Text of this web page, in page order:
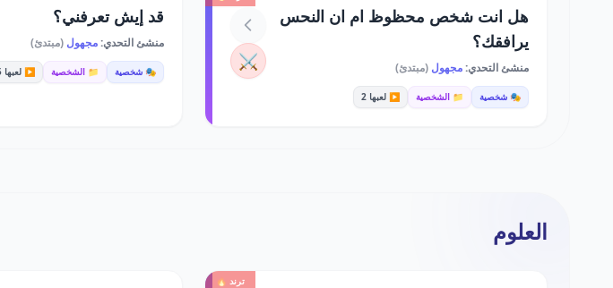
هل انت شخص محظوظ ام ان النحس
يرافقك؟
منشئ التحدي:مجهول (مبتدئ)
🎭 شخصية 📁 الشخصية ▶️ لعبها 2
⚔️
قد إيش تعرفني؟
منشئ التحدي:مجهول(مبتدئ)
🎭 شخصية 📁 الشخصية ▶️ لعبها 14,345
العلوم
ترند 🔥